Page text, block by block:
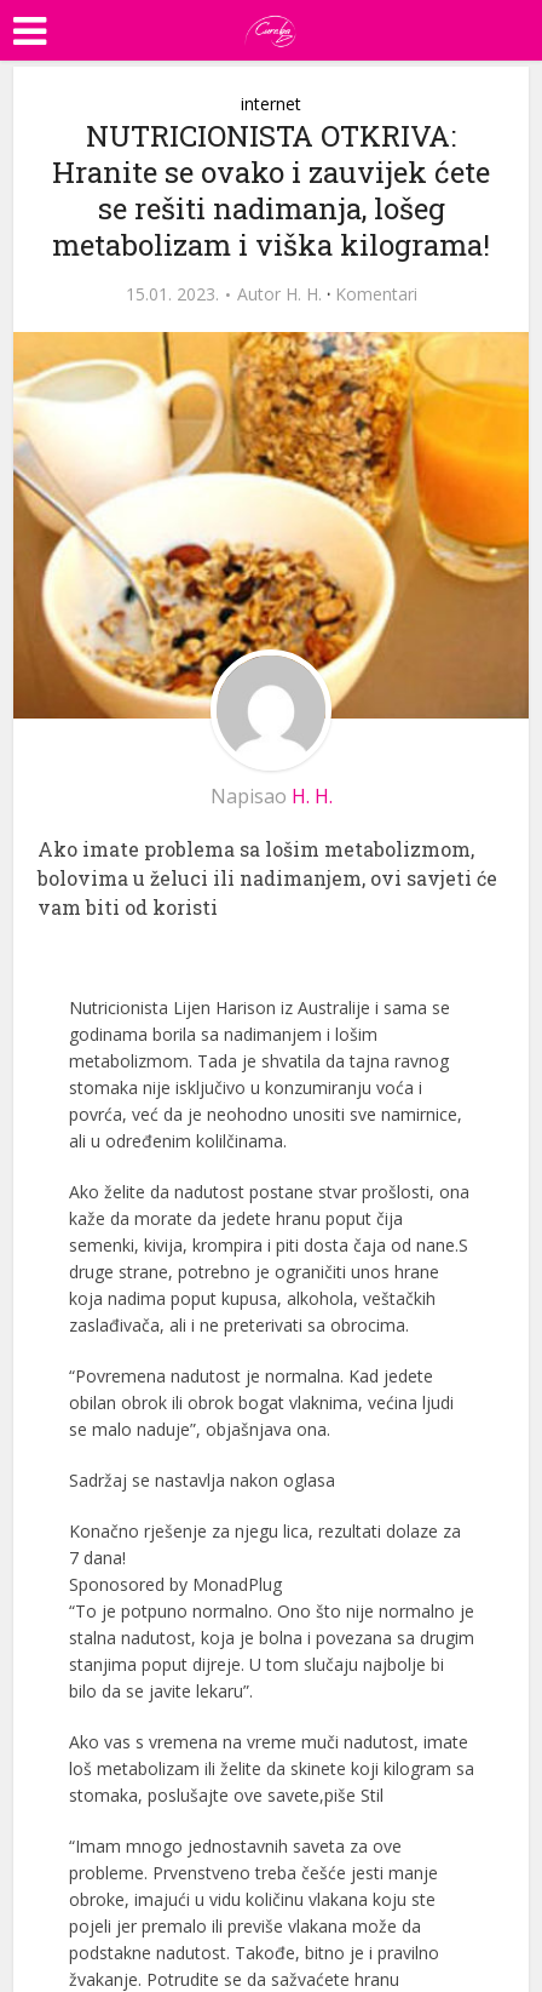
internet
NUTRICIONISTA OTKRIVA:
Hranite se ovako i zauvijek ćete
se rešiti nadimanja, lošeg
metabolizam i viška kilograma!
15.01. 2023. Autor H. H. · Komentari
Napisao H. H.
Ako imate problema sa lošim metabolizmom,
bolovima u želuci ili nadimanjem, ovi savjeti će
vam biti od koristi
Nutricionista Lijen Harison iz Australije i sama se
godinama borila sa nadimanjem i lošim
metabolizmom. Tada je shvatila da tajna ravnog
stomaka nije isključivo u konzumiranju voća i
povrća, već da je neohodno unositi sve namirnice,
ali u određenim kolilčinama.
Ako želite da nadutost postane stvar prošlosti, ona
kaže da morate da jedete hranu poput čija
semenki, kivija, krompira i piti dosta čaja od nane.S
druge strane, potrebno je ograničiti unos hrane
koja nadima poput kupusa, alkohola, veštačkih
zaslađivača, ali i ne preterivati sa obrocima.
“Povremena nadutost je normalna. Kad jedete
obilan obrok ili obrok bogat vlaknima, većina ljudi
se malo naduje”, objašnjava ona.
Sadržaj se nastavlja nakon oglasa
Konačno rješenje za njegu lica, rezultati dolaze za
7 dana!
Sponosored by MonadPlug
“To je potpuno normalno. Ono što nije normalno je
stalna nadutost, koja je bolna i povezana sa drugim
stanjima poput dijreje. U tom slučaju najbolje bi
bilo da se javite lekaru”.
Ako vas s vremena na vreme muči nadutost, imate
loš metabolizam ili želite da skinete koji kilogram sa
stomaka, poslušajte ove savete,piše Stil
“Imam mnogo jednostavnih saveta za ove
probleme. Prvenstveno treba češće jesti manje
obroke, imajući u vidu količinu vlakana koju ste
pojeli jer premalo ili previše vlakana može da
podstakne nadutost. Takođe, bitno je i pravilno
žvakanje. Potrudite se da sažvaćete hranu